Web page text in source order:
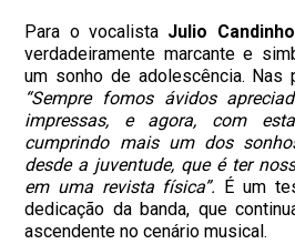
Para o vocalista Julio Candinho
verdadeiramente marcante e
um sonho de adolescência. Nas
“Sempre fomos ávidos
impressas, e agora, com
cumprindo mais um dos
desde a juventude, que é ter
em uma revista física”. É um
dedicação da banda, que
ascendente no cenário musical.